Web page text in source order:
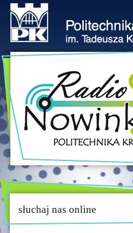
słuchaj nas online